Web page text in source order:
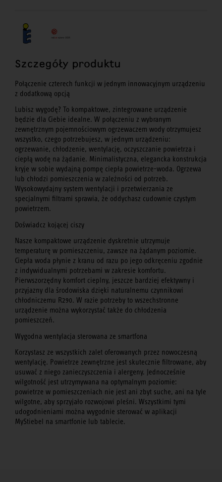
Szczegóły produktu
Połączenie czterech funkcji w jednym innowacyjnym urządzeniu
z dodatkową opcją
Lubisz wygodę? To kompaktowe, zintegrowane urządzenie
będzie dla Ciebie idealne. W połączeniu z wybranym
zewnętrznym pojemnościowym ogrzewaczem wody otrzymujesz
wszystko, czego potrzebujesz, w jednym urządzeniu:
ogrzewanie, chłodzenie, wentylację, oczyszczanie powietrza i
ciepłą wodę na żądanie. Minimalistyczna, elegancka konstrukcja
kryje w sobie wydajną pompę ciepła powietrze-woda. Ogrzewa
lub chłodzi pomieszczenia w zależności od potrzeb.
Wysokowydajny system wentylacji i przetwierzania ze
specjalnymi filtrami sprawia, że oddychasz cudownie czystym
powietrzem.
Doświadcz kojącej ciszy
Nasze kompaktowe urządzenie dyskretnie utrzymuje
temperaturę w pomieszczeniu, zawsze na żądanym poziomie.
Ciepła woda płynie z kranu od razu po jego odkręceniu zgodnie
z indywidualnymi potrzebami w zakresie komfortu.
Pierwszorzędny komfort cieplny, jeszcze bardziej efektywny i
przyjazny dla środowiska dzięki naturalnemu czynnikowi
chłodniczemu R290. W razie potrzeby to wszechstronne
urządzenie można wykorzystać także do chłodzenia
pomieszczeń.
Wygodna wentylacja sterowana ze smartfona
Korzystasz ze wszystkich zalet oferowanych przez nowoczesną
wentylację. Powietrze zewnętrzne jest skutecznie filtrowane, aby
usuwać z niego zanieczyszczenia i alergeny. Jednocześnie
wilgotność jest utrzymywana na optymalnym poziomie:
powietrze w pomieszczeniach nie jest ani zbyt suche, ani na tyle
wilgotne, aby sprzyjało rozwojowi pleśni. Wszystkimi tymi
udogodnieniami można wygodnie sterować w aplikacji
MyStiebel na smartfonie lub tablecie.